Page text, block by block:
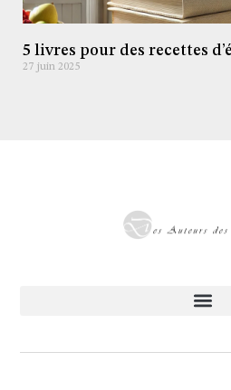
5 livres pour des recettes
27 juin 2025